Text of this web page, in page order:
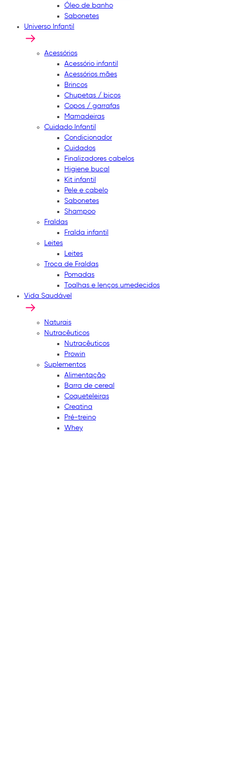
Óleo de banho
Sabonetes
Universo Infantil
Acessórios
Acessório infantil
Acessórios mães
Brincos
Chupetas / bicos
Copos / garrafas
Mamadeiras
Cuidado Infantil
Condicionador
Cuidados
Finalizadores cabelos
Higiene bucal
Kit infantil
Pele e cabelo
Sabonetes
Shampoo
Fraldas
Fralda infantil
Leites
Leites
Troca de Fraldas
Pomadas
Toalhas e lenços umedecidos
Vida Saudável
Naturais
Nutracêuticos
Nutracêuticos
Prowin
Suplementos
Alimentação
Barra de cereal
Coqueteleiras
Creatina
Pré-treino
Whey